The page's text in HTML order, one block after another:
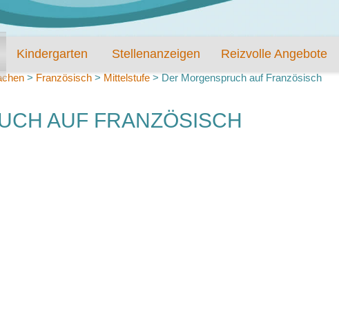
Kindergarten Stellenanzeigen Reizvolle Angebote
> Französisch > Mittelstufe > Der Morgenspruch auf Französisch
AUF FRANZÖSISCH